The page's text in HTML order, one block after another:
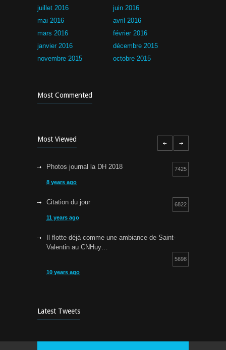
juillet 2016
juin 2016
mai 2016
avril 2016
mars 2016
février 2016
janvier 2016
décembre 2015
novembre 2015
octobre 2015
Most Commented
Most Viewed
Photos journal la DH 2018 7425
8 years ago
Citation du jour 6822
11 years ago
Il flotte déjà comme une ambiance de Saint-
Valentin au CNHuy…
5698
10 years ago
9 years ago
10 years ago
Latest Tweets